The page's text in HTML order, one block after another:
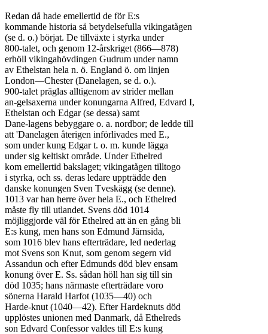
Redan då hade emellertid de för E:s
kommande historia så betydelsefulla vikingatågen
(se d. o.) börjat. De tillväxte i styrka under
800-talet, och genom 12-årskriget (866—878)
erhöll vikingahövdingen Gudrum under namn
av Ethelstan hela n. ö. England ö. om linjen
London—Chester (Danelagen, se d. o.).
900-talet präglas alltigenom av strider mellan
an-gelsaxerna under konungarna Alfred, Edvard I,
Ethelstan och Edgar (se dessa) samt
Dane-lagens bebyggare o. a. nordbor; de ledde till
att 'Danelagen återigen införlivades med E.,
som under kung Edgar t. o. m. kunde lägga
under sig keltiskt område. Under Ethelred
kom emellertid bakslaget; vikingatågen tilltogo
i styrka, och ss. deras ledare uppträdde den
danske konungen Sven Tveskägg (se denne).
1013 var han herre över hela E., och Ethelred
måste fly till utlandet. Svens död 1014
möjliggjorde väl för Ethelred att än en gång bli
E:s kung, men hans son Edmund Järnsida,
som 1016 blev hans efterträdare, led nederlag
mot Svens son Knut, som genom segern vid
Assandun och efter Edmunds död blev ensam
konung över E. Ss. sådan höll han sig till sin
död 1035; hans närmaste efterträdare voro
sönerna Harald Harfot (1035—40) och
Harde-knut (1040—42). Efter Hardeknuts död
upplöstes unionen med Danmark, då Ethelreds
son Edvard Confessor valdes till E:s kung